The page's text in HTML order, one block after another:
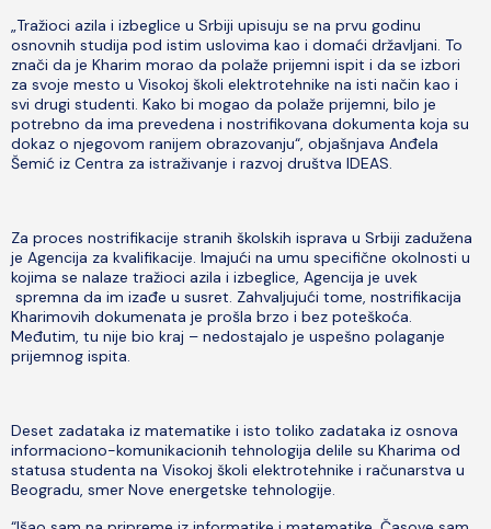
„Tražioci azila i izbeglice u Srbiji upisuju se na prvu godinu
osnovnih studija pod istim uslovima kao i domaći državljani. To
znači da je Kharim morao da polaže prijemni ispit i da se izbori
za svoje mesto u Visokoj školi elektrotehnike na isti način kao i
svi drugi studenti. Kako bi mogao da polaže prijemni, bilo je
potrebno da ima prevedena i nostrifikovana dokumenta koja su
dokaz o njegovom ranijem obrazovanju“, objašnjava Anđela
Šemić iz Centra za istraživanje i razvoj društva IDEAS.
Za proces nostrifikacije stranih školskih isprava u Srbiji zadužena
je Agencija za kvalifikacije. Imajući na umu specifične okolnosti u
kojima se nalaze tražioci azila i izbeglice, Agencija je uvek
spremna da im izađe u susret. Zahvaljujući tome, nostrifikacija
Kharimovih dokumenata je prošla brzo i bez poteškoća.
Međutim, tu nije bio kraj – nedostajalo je uspešno polaganje
prijemnog ispita.
Deset zadataka iz matematike i isto toliko zadataka iz osnova
informaciono-komunikacionih tehnologija delile su Kharima od
statusa studenta na Visokoj školi elektrotehnike i računarstva u
Beogradu, smer Nove energetske tehnologije.